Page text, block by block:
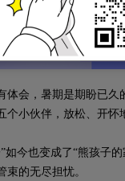
会，暑期是期盼已久
个小伙伴，放松、开怀
今也变成了“熊孩子的
的无尽担忧。